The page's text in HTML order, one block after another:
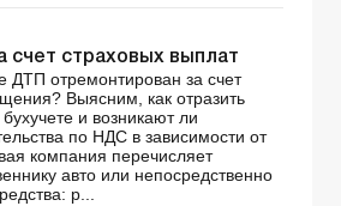
счет страховых выплат
ДТП отремонтирован за счет
Выясним, как отразить
и возникают ли
по НДС в зависимости от
компания перечисляет
авто или непосредственно
р...